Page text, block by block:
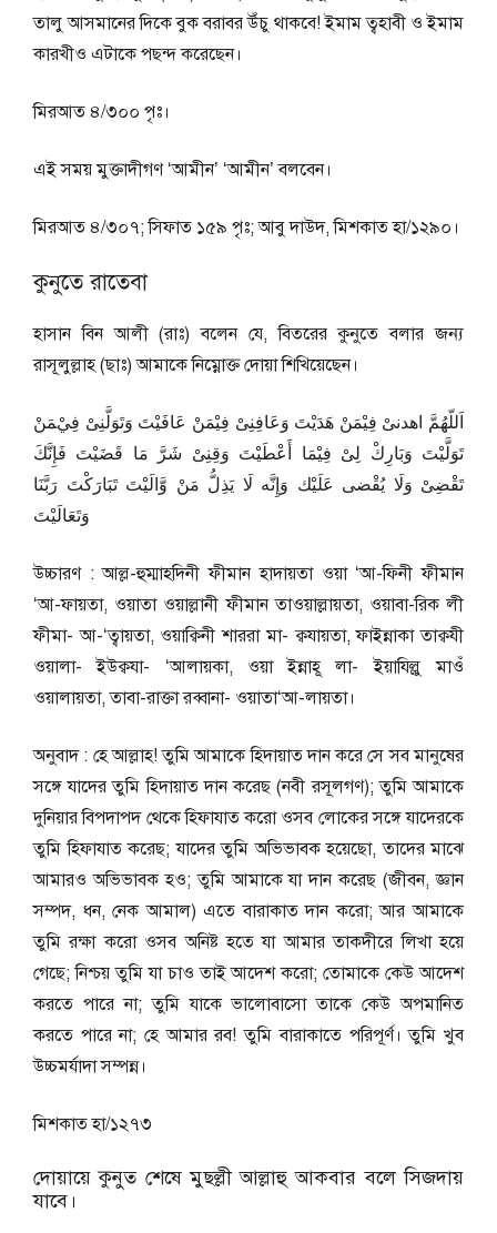
তালু আসমানের দিকে বুক বরাবর উঁচু থাকবে! ইমাম ত্বহাবী ও ইমাম
কারখীও এটাকে পছন্দ করেছেন।
মিরআত ৪/৩০০ পৃঃ।
এই সময় মুক্তাদীগণ ‘আমীন’ ‘আমীন’ বলবেন।
মিরআত ৪/৩০৭; সিফাত ১৫৯ পৃঃ; আবু দাউদ, মিশকাত হা/১২৯০।
কুনুতে রাতেবা
হাসান বিন আলী (রাঃ) বলেন যে, বিতরের কুনুতে বলার জন্য
রাসূলুল্লাহ (ছাঃ) আমাকে নিম্নোক্ত দোয়া শিখিয়েছেন।
اَللّهُمَّ اهدنىْ فِيْمَنْ هَدَيْتَ وَعَافِنِىْ فِيْمَنْ عَافَيْتَ وَتَوَلَّنِىْ فِيْمَنْ
تَوَلَّيْتَ وَبَارِكْ لِىْ فِيْمَا أَعْطَيْتَ وَقِنِىْ شَرَّ مَا قَضَيْتَ فَإِنَّكَ
تَقْضِىْ وَلَا يُقْضى عَلَيْك وَإِنَّه لَا يَذِلُّ مَنْ وَّالَيْتَ تَبَارَكْتَ رَبَّنَا
وَتَعَالَيْتَ
উচ্চারণ : আল্ল-হুম্মাহদিনী ফীমান হাদায়তা ওয়া ‘আ-ফিনী ফীমান
‘আ-ফায়তা, ওয়াতা ওয়াল্লানী ফীমান তাওয়াল্লায়তা, ওয়াবা-রিক লী
ফীমা- আ-‘ত্বায়তা, ওয়াক্বিনী শাররা মা- ক্বযায়তা, ফাইন্নাকা তাক্বযী
ওয়ালা- ইউক্বযা- ‘আলায়কা, ওয়া ইন্নাহূ লা- ইয়াযিল্লু মাওঁ
ওয়ালায়তা, তাবা-রাক্তা রব্বানা- ওয়াতা‘আ-লায়তা।
অনুবাদ : হে আল্লাহ! তুমি আমাকে হিদায়াত দান করে সে সব মানুষের
সঙ্গে যাদের তুমি হিদায়াত দান করেছ (নবী রসূলগণ); তুমি আমাকে
দুনিয়ার বিপদাপদ থেকে হিফাযাত করো ওসব লোকের সঙ্গে যাদেরকে
তুমি হিফাযাত করেছ; যাদের তুমি অভিভাবক হয়েছো, তাদের মাঝে
আমারও অভিভাবক হও; তুমি আমাকে যা দান করেছ (জীবন, জ্ঞান
সম্পদ, ধন, নেক আমাল) এতে বারাকাত দান করো; আর আমাকে
তুমি রক্ষা করো ওসব অনিষ্ট হতে যা আমার তাকদীরে লিখা হয়ে
গেছে; নিশ্চয় তুমি যা চাও তাই আদেশ করো; তোমাকে কেউ আদেশ
করতে পারে না; তুমি যাকে ভালোবাসো তাকে কেউ অপমানিত
করতে পারে না; হে আমার রব! তুমি বারাকাতে পরিপূর্ণ। তুমি খুব
উচ্চমর্যাদা সম্পন্ন।
মিশকাত হা/১২৭৩
দোয়ায়ে কুনুত শেষে মুছল্লী আল্লাহু আকবার বলে সিজদায়
যাবে।